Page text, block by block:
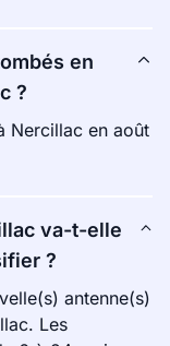
en
?
Nercillac en août
va-t-elle
?
antenne(s)
Les